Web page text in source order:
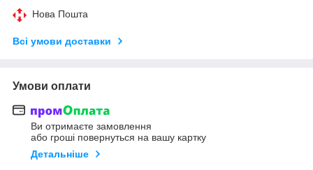
Нова Пошта
Всі умови доставки
Умови оплати
Ви отримаєте замовлення
або гроші повернуться на вашу картку
Детальніше